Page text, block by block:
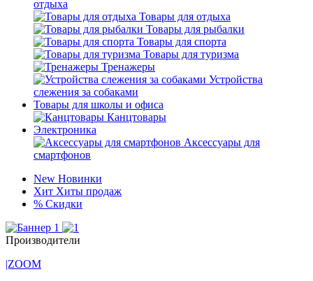
отдыха
Товары для отдыха
Товары для рыбалки
Товары для спорта
Товары для туризма
Тренажеры
Устройства
слежения за собаками
Товары для школы и офиса
Канцтовары
Электроника
Аксессуары для
смартфонов
New Новинки
Хит Хиты продаж
% Скидки
Производители
|ZOOM